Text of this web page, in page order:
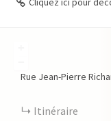
Rue Jean-Pierre
Itinéraire